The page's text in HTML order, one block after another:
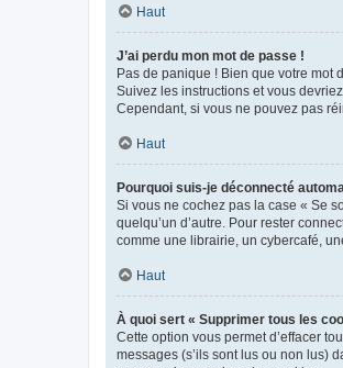
Haut
J’ai perdu mon mot de passe !
Pas de panique ! Bien que votre mot
Suivez les instructions et vous
Cependant, si vous ne pouvez pas
Haut
Pourquoi suis-je déconnecté
Si vous ne cochez pas la case « Se
quelqu’un d’autre. Pour rester
comme une librairie, un cybercafé,
Haut
À quoi sert « Supprimer tous les
Cette option vous permet d’effacer
messages (s’ils sont lus ou non lus)